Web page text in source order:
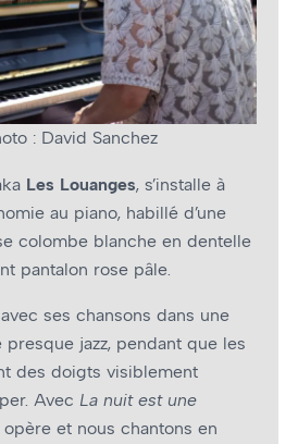
: David Sanchez
Les Louanges, s’installe à
au piano, habillé d’une
colombe blanche en dentelle
pantalon rose pâle.
ses chansons dans une
jazz, pendant que les
des doigts visiblement
Avec La nuit est une
opère et nous chantons en